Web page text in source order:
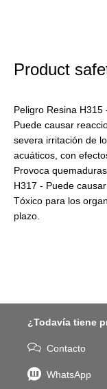
Product
Peligro Resina
Puede causar
severa irritación de
acuáticos, con
Provoca
H317 - Puede
Tóxico para los
plazo.
¿Todavía tiene
Contacto
WhatsApp